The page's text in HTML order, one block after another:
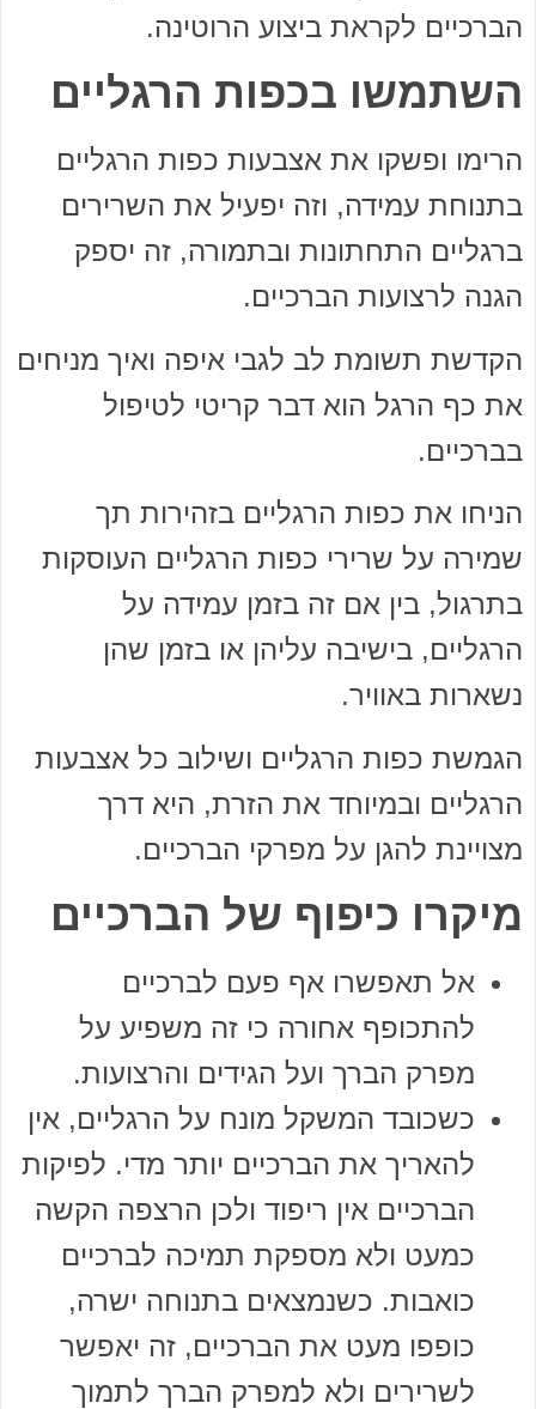
הברכיים לקראת ביצוע הרוטינה.
השתמשו בכפות הרגליים
הרימו ופשקו את אצבעות כפות הרגליים
בתנוחת עמידה, וזה יפעיל את השרירים
ברגליים התחתונות ובתמורה, זה יספק
הגנה לרצועות הברכיים.
הקדשת תשומת לב לגבי איפה ואיך מניחים
את כף הרגל הוא דבר קריטי לטיפול
בברכיים.
הניחו את כפות הרגליים בזהירות תך
שמירה על שרירי כפות הרגליים העוסקות
בתרגול, בין אם זה בזמן עמידה על
הרגליים, בישיבה עליהן או בזמן שהן
נשארות באוויר.
הגמשת כפות הרגליים ושילוב כל אצבעות
הרגליים ובמיוחד את הזרת, היא דרך
מצויינת להגן על מפרקי הברכיים.
מיקרו כיפוף של הברכיים
אל תאפשרו אף פעם לברכיים
להתכופף אחורה כי זה משפיע על
מפרק הברך ועל הגידים והרצועות.
כשכובד המשקל מונח על הרגליים, אין
להאריך את הברכיים יותר מדי. לפיקות
הברכיים אין ריפוד ולכן הרצפה הקשה
כמעט ולא מספקת תמיכה לברכיים
כואבות. כשנמצאים בתנוחה ישרה,
כופפו מעט את הברכיים, זה יאפשר
לשרירים ולא למפרק הברך לתמוך